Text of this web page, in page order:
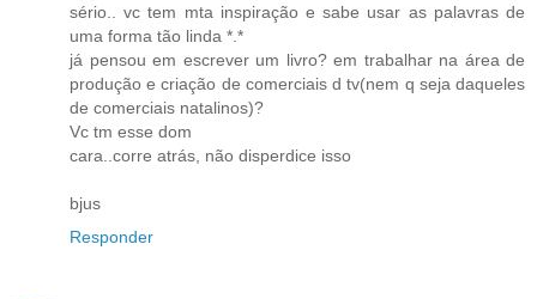
sério.. vc tem mta inspiração e sabe usar as palavras de
uma forma tão linda *.*
já pensou em escrever um livro? em trabalhar na área de
produção e criação de comerciais d tv(nem q seja daqueles
de comerciais natalinos)?
Vc tm esse dom
cara..corre atrás, não disperdice isso
bjus
Responder